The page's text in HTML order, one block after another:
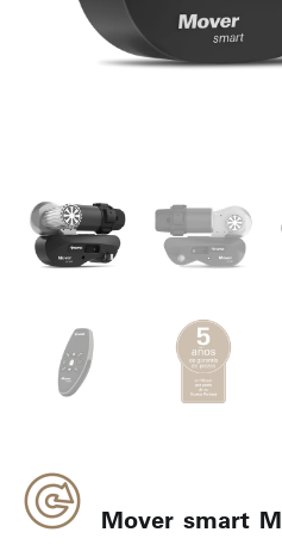
Mover smart M